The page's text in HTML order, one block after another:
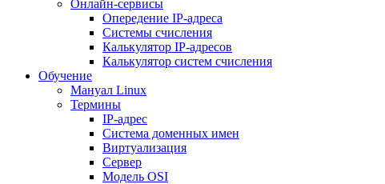
Онлайн-сервисы
Опередение IP-адреса
Системы счисления
Калькулятор IP-адресов
Калькулятор систем счисления
Обучение
Мануал Linux
Термины
IP-адрес
Система доменных имен
Виртуализация
Сервер
Модель OSI